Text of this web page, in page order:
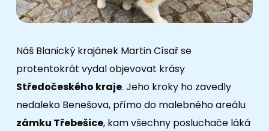
Náš Blanický krajánek Martin Císař se
protentokrát vydal objevovat krásy
Středočeského kraje. Jeho kroky ho zavedly
nedaleko Benešova, přímo do malebného areálu
zámku Třebešice, kam všechny posluchače láká